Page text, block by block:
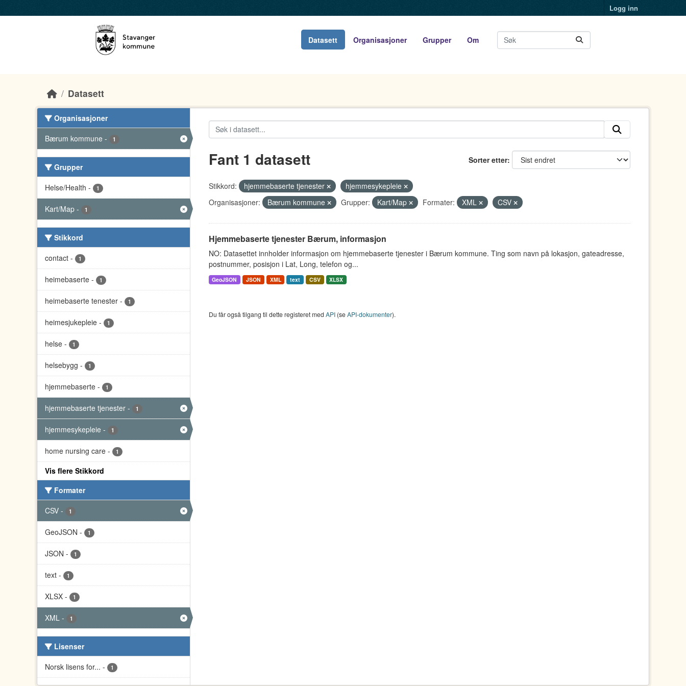
Logg inn
Datasett Organisasjoner Grupper Om
Datasett
Organisasjoner
Bærum kommune - 1
Grupper
Helse/Health - 1
Kart/Map - 1
Stikkord
contact - 1
heimebaserte - 1
heimebaserte tenester - 1
heimesjukepleie - 1
helse - 1
helsebygg - 1
hjemmebaserte - 1
hjemmebaserte tjenester - 1
hjemmesykepleie - 1
home nursing care - 1
Vis flere Stikkord
Formater
CSV - 1
GeoJSON - 1
JSON - 1
text - 1
XLSX - 1
XML - 1
Lisenser
Norsk lisens for... - 1
Sorter etter
Fant 1 datasett
Stikkord: hjemmebaserte tjenester
hjemmesykepleie
Organisasjoner:
Bærum kommune Grupper: Kart/Map Formater: XML CSV
Hjemmebaserte tjenester Bærum, informasjon
NO: Datasettet innholder informasjon om hjemmebaserte tjenester i Bærum kommune. Ting som navn på lokasjon, gateadresse,
postnummer, posisjon i Lat, Long, telefon og...
GeoJSON JSON XML text CSV XLSX
Du får også tilgang til dette registeret med API(seAPI-dokumenter).